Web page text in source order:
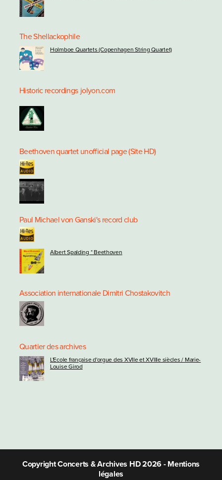
The Shellackophile
Holmboe Quartets (Copenhagen String Quartet)
Historic recordings jolyon.com
Beethoven quartet unofficial page (Site HD)
Paul Michael von Ganski's record club
Albert Spalding * Beethoven
Association internationale Dimitri Chostakovitch
Quartier des archives
L'Ecole française d'orgue des XVIIe et XVIIIe siècles / Marie-
Louise Girod
Copyright Concerts & Archives HD 2026 - Mentions
légales